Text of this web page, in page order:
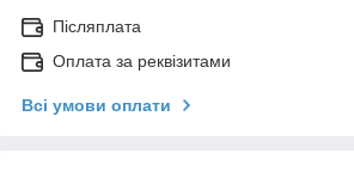
Післяплата
Оплата за реквізитами
Всі умови оплати